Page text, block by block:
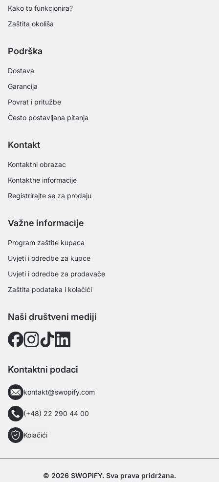
Kako to funkcionira?
Zaštita okoliša
Podrška
Dostava
Garancija
Povrat i pritužbe
Često postavljana pitanja
Kontakt
Kontaktni obrazac
Kontaktne informacije
Registrirajte se za prodaju
Važne informacije
Program zaštite kupaca
Uvjeti i odredbe za kupce
Uvjeti i odredbe za prodavače
Zaštita podataka i kolačići
Naši društveni mediji
Kontaktni podaci
kontakt@swopify.com
(+48) 22 290 44 00
Kolačići
© 2026 SWOPiFY. Sva prava pridržana.